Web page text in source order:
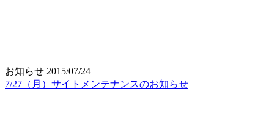
お知らせ 2015/07/24
7/27（月）サイトメンテナンスのお知らせ